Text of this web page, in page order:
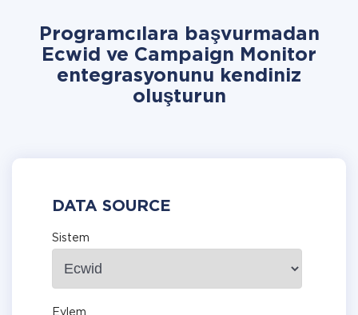
Programcılara başvurmadan
Ecwid ve Campaign Monitor
entegrasyonunu kendiniz
oluşturun
DATA SOURCE
Sistem
Eylem